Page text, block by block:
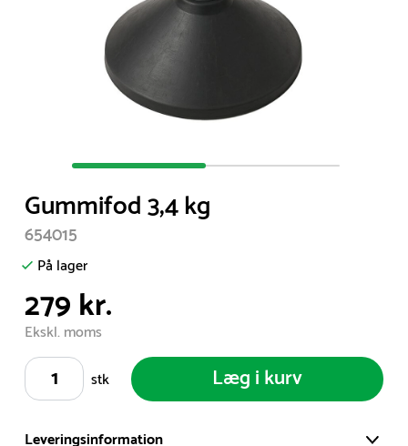
of
2
Gummifod 3,4 kg
654015
På lager
279 kr.
Ekskl. moms
stk
Læg i kurv
Leveringsinformation